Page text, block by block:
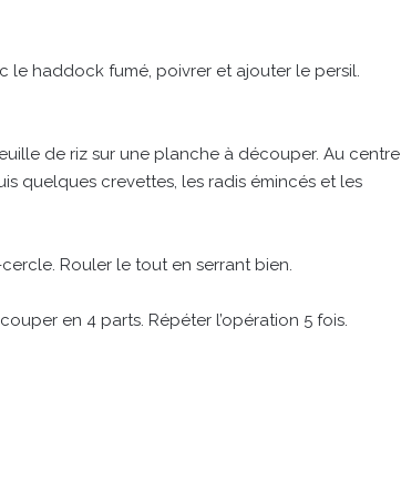
le haddock fumé, poivrer et ajouter le persil.
de riz sur une planche à découper. Au centre
quelques crevettes, les radis émincés et les
Rouler le tout en serrant bien.
en 4 parts. Répéter l’opération 5 fois.